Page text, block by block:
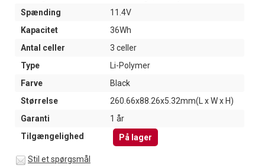
Spænding
11.4V
Kapacitet
36Wh
Antal celler
3 celler
Type
Li-Polymer
Farve
Black
Størrelse
260.66x88.26x5.32mm(L x W x H)
Garanti
1 år
Tilgængelighed
På lager
Stil et spørgsmål